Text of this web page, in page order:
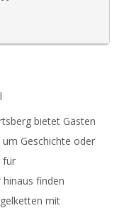
bietet Gästen
Geschichte oder
für
finden
mit